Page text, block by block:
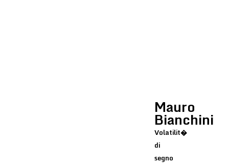
Mauro
Bianchini
Volatilit�
di
segno